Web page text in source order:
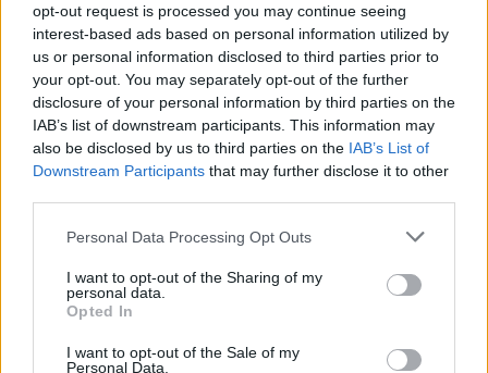
opt-out request is processed you may continue seeing
interest-based ads based on personal information utilized by
us or personal information disclosed to third parties prior to
your opt-out. You may separately opt-out of the further
disclosure of your personal information by third parties on the
IAB’s list of downstream participants. This information may
also be disclosed by us to third parties on the IAB’s List of
Downstream Participants that may further disclose it to other
Personal Data Processing Opt Outs
I want to opt-out of the Sharing of my
personal data.
Opted In
I want to opt-out of the Sale of my
Personal Data.
(Elvas) começaram com uma...
5 Agosto, 2026 - 17:45
Mértola: Repavimentação terminada em troço da Estrada
Municipal 510 (EM510)